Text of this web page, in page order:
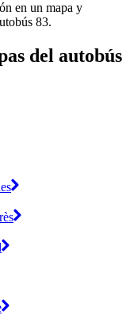
en un mapa y
83.
del autobús